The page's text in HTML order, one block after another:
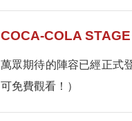
COCA-COLA
萬眾期待的陣容已經正式
可免費觀看！）